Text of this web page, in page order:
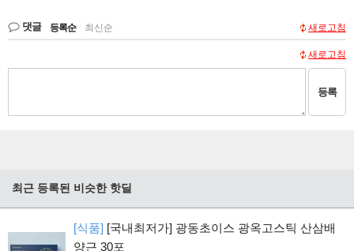
댓글 등록순 최신순 새로고침
새로고침
등록
최근 등록된 비슷한 핫딜
[식품] [국내최저가] 광동초이스 광옥고스틱 산삼배
양근 30포